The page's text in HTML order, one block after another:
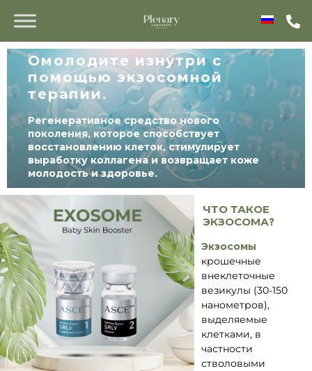
Омолодите изнутри с
помощью экзосомной
терапии.
Регенеративное средство нового
поколения, которое способствует
восстановлению клеток, стимулирует
выработку коллагена и возвращает коже
молодость и здоровье.
ЧТО ТАКОЕ
ЭКЗОСОМА?
Экзосомы
крошечные
внеклеточные
везикулы (30-150
нанометров),
выделяемые
клетками, в
частности
стволовыми